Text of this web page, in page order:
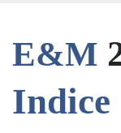
E&M
Indice